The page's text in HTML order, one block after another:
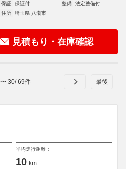
保証
保証付 整備
法定整備付
住所
埼玉県 八潮市
見積もり・在庫確認
〜 30/69件
平均走行距離：
10 km